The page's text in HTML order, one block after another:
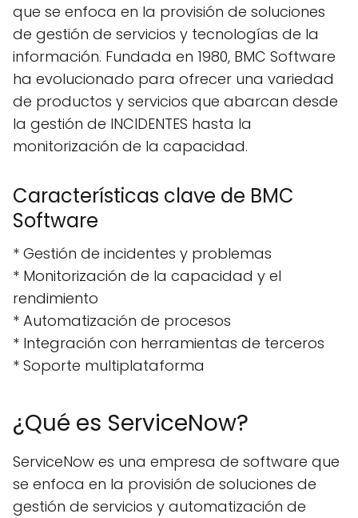
que se enfoca en la provisión de soluciones
de gestión de servicios y tecnologías de la
información. Fundada en 1980, BMC Software
ha evolucionado para ofrecer una variedad
de productos y servicios que abarcan desde
la gestión de INCIDENTES hasta la
monitorización de la capacidad.
Características clave de BMC
Software
* Gestión de incidentes y problemas
* Monitorización de la capacidad y el
rendimiento
* Automatización de procesos
* Integración con herramientas de terceros
* Soporte multiplataforma
¿Qué es ServiceNow?
ServiceNow es una empresa de software que
se enfoca en la provisión de soluciones de
gestión de servicios y automatización de